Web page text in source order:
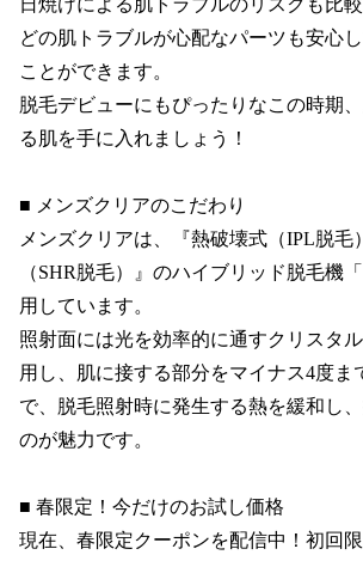
どの肌トラブルが心配なパーツも安心
ことができます。
脱毛デビューにもぴったりなこの時期
る肌を手に入れましょう！
■ メンズクリアのこだわり
メンズクリアは、『熱破壊式（IPL脱毛
（SHR脱毛）』のハイブリッド脱毛機
用しています。
照射面には光を効率的に通すクリスタ
用し、肌に接する部分をマイナス4度ま
で、脱毛照射時に発生する熱を緩和し
のが魅力です。
■ 春限定！今だけのお試し価格
現在、春限定クーポンを配信中！初回